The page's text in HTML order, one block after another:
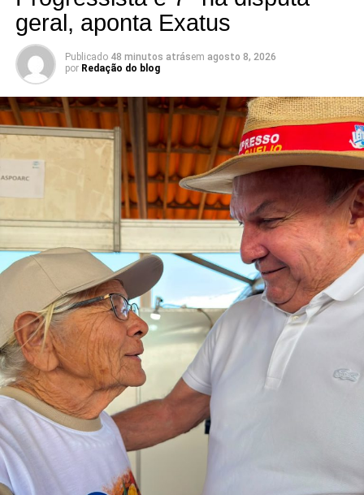
geral, aponta Exatus
Publicado 48 minutos atrásem agosto 8, 2026
por Redação do blog